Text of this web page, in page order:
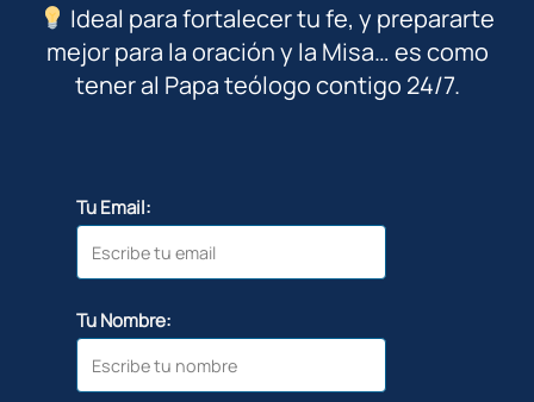
Ideal para fortalecer tu fe, y prepararte
mejor para la oración y la Misa… es como
tener al Papa teólogo contigo 24/7.
Tu Email:
Tu Nombre: